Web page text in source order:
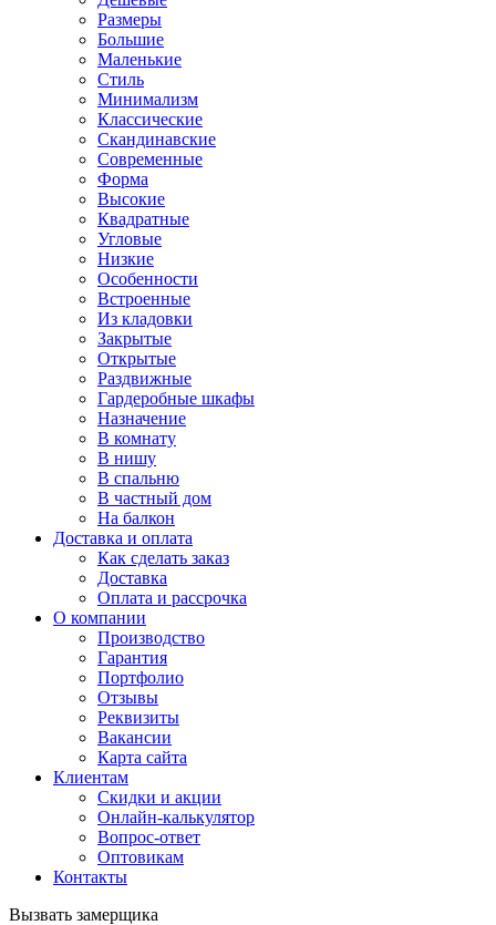
Размеры
Большие
Маленькие
Стиль
Минимализм
Классические
Скандинавские
Современные
Форма
Высокие
Квадратные
Угловые
Низкие
Особенности
Встроенные
Из кладовки
Закрытые
Открытые
Раздвижные
Гардеробные шкафы
Назначение
В комнату
В нишу
В спальню
В частный дом
На балкон
Доставка и оплата
Как сделать заказ
Доставка
Оплата и рассрочка
О компании
Производство
Гарантия
Портфолио
Отзывы
Реквизиты
Вакансии
Карта сайта
Клиентам
Скидки и акции
Онлайн-калькулятор
Вопрос-ответ
Оптовикам
Контакты
Вызвать замерщика